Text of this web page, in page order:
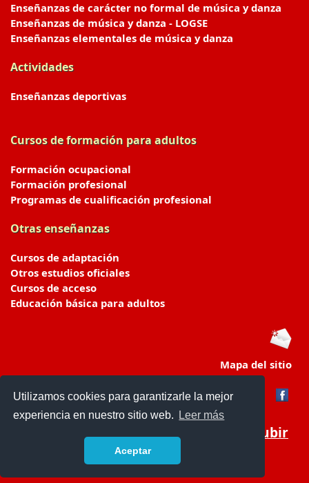
Utilizamos cookies para garantizarle la mejor
experiencia en nuestro sitio web.
Leer más
Aceptar
Enseñanzas de carácter no formal de música y danza
Enseñanzas de música y danza - LOGSE
Enseñanzas elementales de música y danza
Actividades
Enseñanzas deportivas
Cursos de formación para adultos
Formación ocupacional
Formación profesional
Programas de cualificación profesional
Otras enseñanzas
Cursos de adaptación
Otros estudios oficiales
Cursos de acceso
Educación básica para adultos
Mapa del sitio
Subir